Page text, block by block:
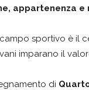
appartenenza e
sportivo è il
imparano il
di